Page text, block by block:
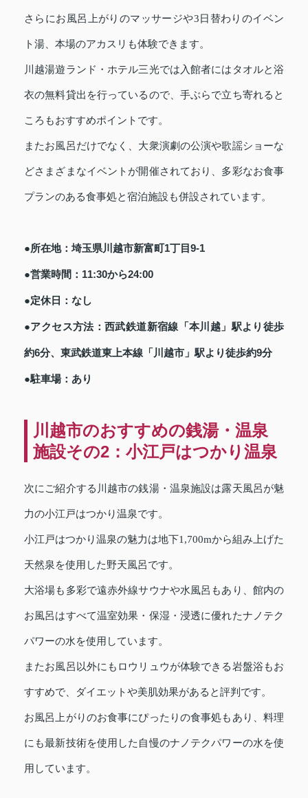
さらにお風呂上がりのマッサージや3日替わりのイベン
ト湯、本場のアカスリも体験できます。
川越湯遊ランド・ホテル三光では入館者にはタオルと浴
衣の無料貸出を行っているので、手ぶらで立ち寄れると
ころもおすすめポイントです。
またお風呂だけでなく、大衆演劇の公演や歌謡ショーな
どさまざまなイベントが開催されており、多彩なお食事
プランのある食事処と宿泊施設も併設されています。
●所在地：埼玉県川越市新富町1丁目9-1
●営業時間：11:30から24:00
●定休日：なし
●アクセス方法：西武鉄道新宿線「本川越」駅より徒歩
約6分、東武鉄道東上本線「川越市」駅より徒歩約9分
●駐車場：あり
川越市のおすすめの銭湯・温泉
施設その2：小江戸はつかり温泉
次にご紹介する川越市の銭湯・温泉施設は露天風呂が魅
力の小江戸はつかり温泉です。
小江戸はつかり温泉の魅力は地下1,700mから組み上げた
天然泉を使用した野天風呂です。
大浴場も多彩で遠赤外線サウナや水風呂もあり、館内の
お風呂はすべて温室効果・保湿・浸透に優れたナノテク
パワーの水を使用しています。
またお風呂以外にもロウリュウが体験できる岩盤浴もお
すすめで、ダイエットや美肌効果があると評判です。
お風呂上がりのお食事にぴったりの食事処もあり、料理
にも最新技術を使用した自慢のナノテクパワーの水を使
用しています。